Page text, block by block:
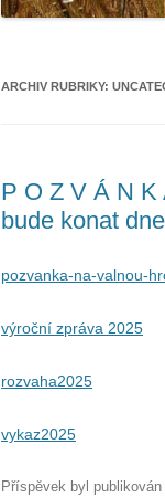
ARCHIV RUBRIKY:
P O Z V Á N
bude konat
pozvanka-na-valnou-
výroční zpráva 2025
rozvaha2025
vykaz2025
Příspěvek byl publikován